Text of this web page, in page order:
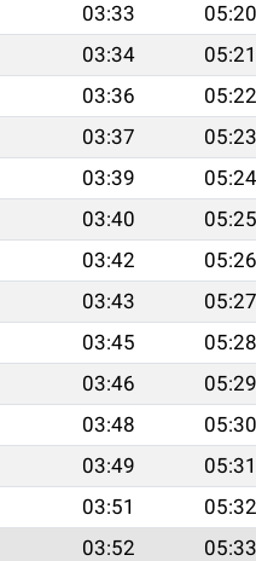
03:33 05:20
03:34 05:21
03:36 05:22
03:37 05:23
03:39 05:24
03:40 05:25
03:42 05:26
03:43 05:27
03:45 05:28
03:46 05:29
03:48 05:30
03:49 05:31
03:51 05:32
03:52 05:33